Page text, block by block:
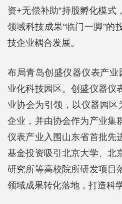
资+无偿补助”持股孵化模式
领域科技成果“临门一脚”的
技企业耦合发展。
布局青岛创盛仪器仪表产
业化科技园区。创盛仪器仪
业协会为引领，以仪器园
企业，并由协会作为产业集
仪表产业入围山东省首批先
基金投资吸引北京大学、北
研究所等高校院所研发项目
领域成果转化落地，打造科